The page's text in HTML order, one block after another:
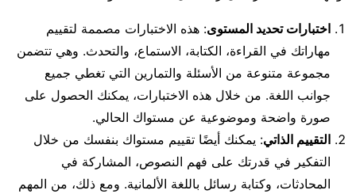
اختبارات تحديد المستوى: هذه الاختبارات مصممة لتقييم
مهاراتك في القراءة، الكتابة، الاستماع، والتحدث. وهي تتضمن
مجموعة متنوعة من الأسئلة والتمارين التي تغطي جميع
جوانب اللغة. من خلال هذه الاختبارات، يمكنك الحصول على
صورة واضحة وموضوعية عن مستواك الحالي.
التقييم الذاتي: يمكنك أيضًا تقييم مستواك بنفسك من خلال
التفكير في قدرتك على فهم النصوص، المشاركة في
المحادثات، وكتابة رسائل باللغة الألمانية. ومع ذلك، من المهم